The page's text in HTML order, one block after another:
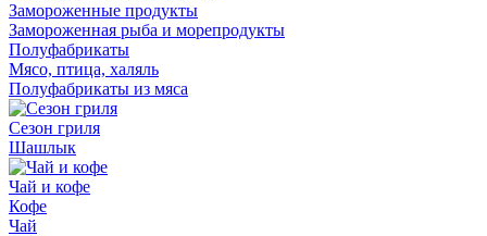
Замороженные продукты
Замороженная рыба и морепродукты
Полуфабрикаты
Мясо, птица, халяль
Полуфабрикаты из мяса
Сезон гриля
Шашлык
Чай и кофе
Кофе
Чай